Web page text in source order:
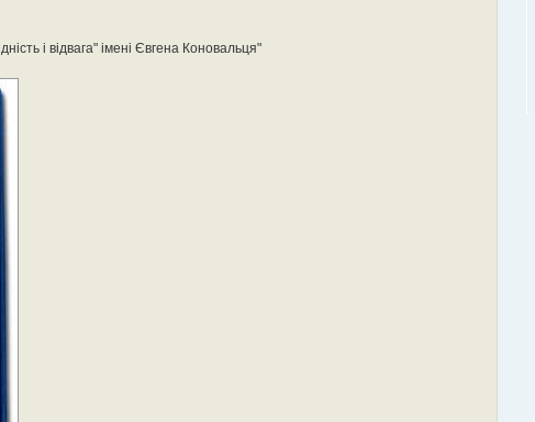
і відвага" імені Євгена Коновальця"